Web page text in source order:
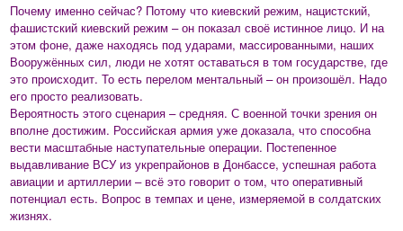
Почему именно сейчас? Потому что киевский режим, нацистский,
фашистский киевский режим – он показал своё истинное лицо. И на
этом фоне, даже находясь под ударами, массированными, наших
Вооружённых сил, люди не хотят оставаться в том государстве, где
это происходит. То есть перелом ментальный – он произошёл. Надо
его просто реализовать.
Вероятность этого сценария – средняя. С военной точки зрения он
вполне достижим. Российская армия уже доказала, что способна
вести масштабные наступательные операции. Постепенное
выдавливание ВСУ из укрепрайонов в Донбассе, успешная работа
авиации и артиллерии – всё это говорит о том, что оперативный
потенциал есть. Вопрос в темпах и цене, измеряемой в солдатских
жизнях.